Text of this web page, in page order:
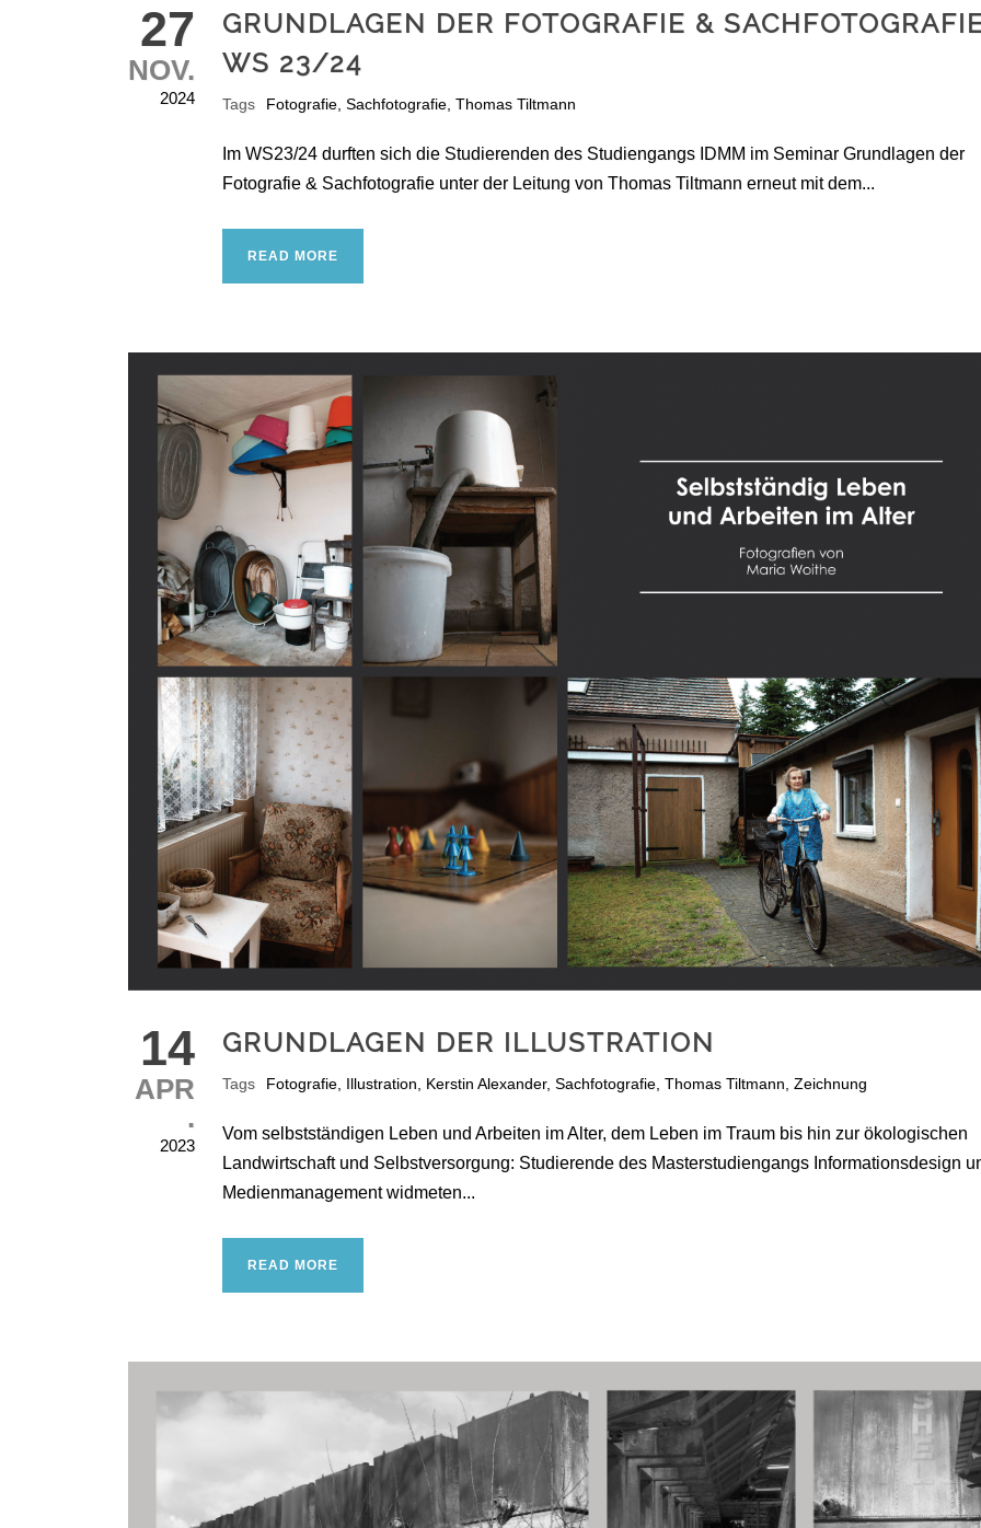
27
NOV.
2024
GRUNDLAGEN DER FOTOGRAFIE &
WS 23/24
Tags Fotografie Sachfotografie Thomas Tiltmann
Im WS23/24 durften sich die Studierenden des Studiengangs IDMM im Seminar Grundlagen der
Fotografie & Sachfotografie unter der Leitung von Thomas Tiltmann erneut mit dem...
READ MORE
14
APR
.
2023
GRUNDLAGEN DER ILLUSTRATION
Tags Fotografie, Illustration, Kerstin Alexander, Sachfotografie, Thomas Tiltmann, Zeichnung
Vom selbstständigen Leben und Arbeiten im Alter, dem Leben im Traum bis hin zur ökologischen
Landwirtschaft und Selbstversorgung: Studierende des Masterstudiengangs Informationsdesign
Medienmanagement widmeten...
READ MORE